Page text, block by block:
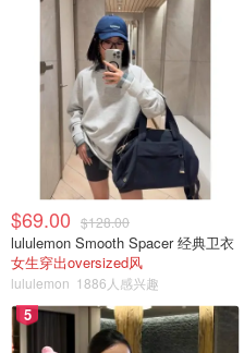
而被曝光的群聊记录里，提
武器等关键细节，许多专家
情报人员的安全。
除了信息内容，讨论风格也
比较犹豫，担心公众不了解
部长说，将行动包装成“拜登
目前，国会多个委员会已介
公室则保持沉默。
但不管政府有多焦头烂额，
包了。
$69.00 $128.00
lululemon Smooth Spacer 经典卫衣
女生穿出oversized风
lululemon 1886人感兴趣
5